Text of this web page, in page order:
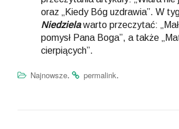
oraz „Kiedy Bóg uzdrawia”. W
Niedzielawarto przeczytać:
pomysł Pana Boga”, a także
cierpiących”.
Najnowsze. permalink.